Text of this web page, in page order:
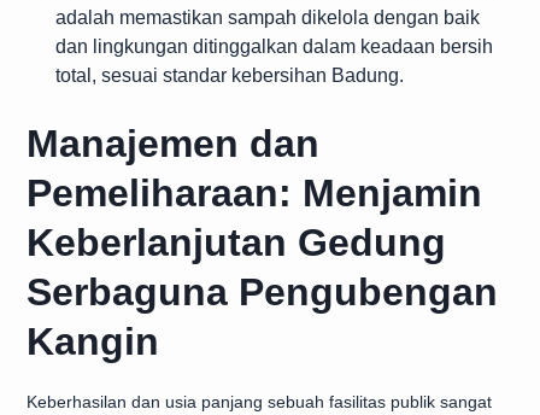
adalah memastikan sampah dikelola dengan baik
dan lingkungan ditinggalkan dalam keadaan bersih
total, sesuai standar kebersihan Badung.
Manajemen dan
Pemeliharaan: Menjamin
Keberlanjutan Gedung
Serbaguna Pengubengan
Kangin
Keberhasilan dan usia panjang sebuah fasilitas publik sangat